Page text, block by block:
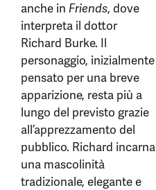
anche in Friends, dove
interpreta il dottor
Richard Burke. Il
personaggio, inizialmente
pensato per una breve
apparizione, resta più a
lungo del previsto grazie
all’apprezzamento del
pubblico. Richard incarna
una mascolinità
tradizionale, elegante e